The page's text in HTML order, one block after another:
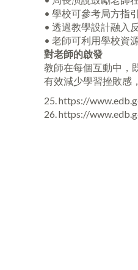
• 學校可參考局方指
• 透過教學設計融入
• 老師可利用學校資
對老師的啟發
教師在每個互動中，
有效減少學習挫敗感
25. https://
26. https://